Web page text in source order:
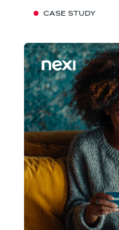
CASE STUDY